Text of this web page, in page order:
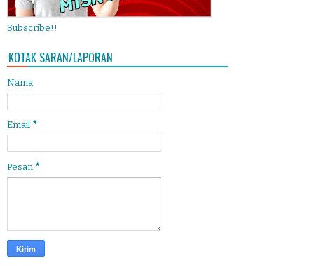
Subscribe!!
KOTAK SARAN/LAPORAN
Nama
Email *
Pesan *